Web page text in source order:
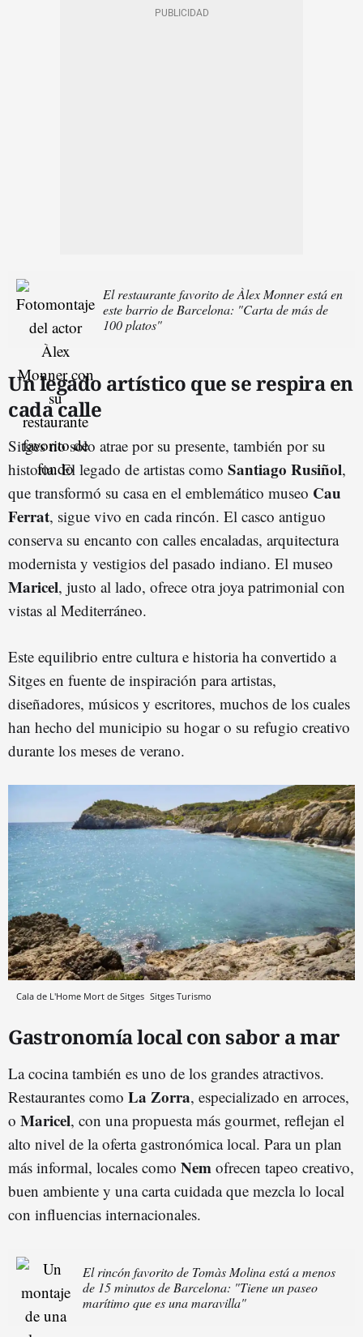
El restaurante favorito de Àlex Monner está en
este barrio de Barcelona: "Carta de más de
100 platos"
Un legado artístico que se respira en
cada calle
Sitges no solo atrae por su presente, también por su
historia. El legado de artistas como Santiago Rusiñol,
que transformó su casa en el emblemático museo Cau
Ferrat, sigue vivo en cada rincón. El casco antiguo
conserva su encanto con calles encaladas, arquitectura
modernista y vestigios del pasado indiano. El museo
Maricel, justo al lado, ofrece otra joya patrimonial con
vistas al Mediterráneo.
Este equilibrio entre cultura e historia ha convertido a
Sitges en fuente de inspiración para artistas,
diseñadores, músicos y escritores, muchos de los cuales
han hecho del municipio su hogar o su refugio creativo
durante los meses de verano.
Cala de L'Home Mort de Sitges Sitges Turismo
Gastronomía local con sabor a mar
La cocina también es uno de los grandes atractivos.
Restaurantes como La Zorra, especializado en arroces,
o Maricel, con una propuesta más gourmet, reflejan el
alto nivel de la oferta gastronómica local. Para un plan
más informal, locales como Nem ofrecen tapeo creativo,
buen ambiente y una carta cuidada que mezcla lo local
con influencias internacionales.
El rincón favorito de Tomàs Molina está a menos
de 15 minutos de Barcelona: "Tiene un paseo
marítimo que es una maravilla"